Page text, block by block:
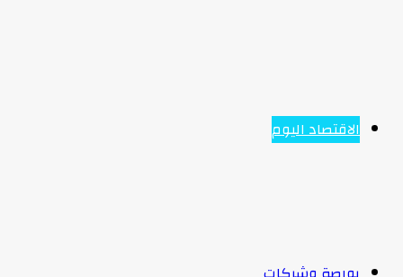
الاقتصاد اليوم